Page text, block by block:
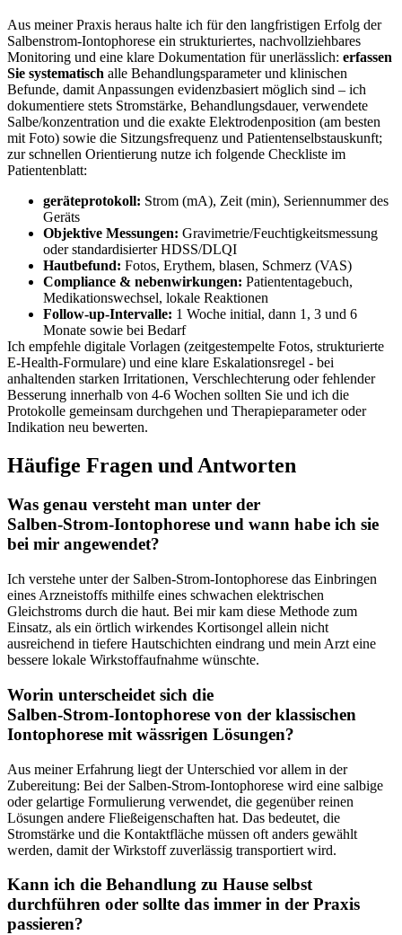
Aus meiner Praxis heraus halte ich für den⁣ langfristigen Erfolg ‌der
Salbenstrom‑Iontophorese ein strukturiertes, nachvollziehbares
Monitoring und eine klare Dokumentation für unerlässlich: erfassen
Sie systematisch alle Behandlungsparameter und klinischen
⁤Befunde, damit Anpassungen evidenzbasiert⁢ möglich sind – ich
dokumentiere stets Stromstärke,⁤ Behandlungsdauer, verwendete
Salbe/konzentration und die ⁣exakte ⁣Elektrodenposition (am besten
⁣mit‌ Foto) sowie die⁣ Sitzungsfrequenz und Patientenselbstauskunft;
zur schnellen ‌Orientierung nutze ich ​folgende Checkliste im⁤
Patientenblatt:
geräteprotokoll: Strom ​(mA),​ Zeit (min),⁤ Seriennummer des
Geräts
Objektive⁣ Messungen: Gravimetrie/Feuchtigkeitsmessung
oder standardisierter HDSS/DLQI
Hautbefund: Fotos, Erythem, blasen, Schmerz‌ (VAS)
Compliance‌ & nebenwirkungen: ‌Patiententagebuch,
Medikationswechsel, lokale ⁢Reaktionen
Follow‑up‑Intervalle: 1 ‌Woche‍ initial,‌ dann 1, 3 und 6
⁤Monate sowie bei Bedarf
Ich empfehle digitale Vorlagen‍ (zeitgestempelte Fotos,⁢ strukturierte
E‑Health‑Formulare)‌ und eine klare Eskalationsregel -‍ bei⁣
anhaltenden starken Irritationen, ⁢Verschlechterung⁤ oder fehlender
Besserung innerhalb ⁢von 4-6 Wochen sollten Sie und ⁤ich die
Protokolle gemeinsam ‌durchgehen⁤ und Therapieparameter oder
Indikation neu bewerten.
Häufige Fragen ⁢und Antworten
Was genau versteht man ‌unter der‌
Salben‑Strom‑Iontophorese ⁢und wann habe ich sie
bei mir angewendet?
Ich⁤ verstehe‌ unter der Salben‑Strom‑Iontophorese das Einbringen
eines⁢ Arzneistoffs mithilfe ⁣eines schwachen elektrischen ​
Gleichstroms durch die ⁣haut. Bei ‍mir kam diese Methode zum
Einsatz, als ein örtlich wirkendes ⁢Kortisongel allein nicht
⁢ausreichend⁣ in tiefere Hautschichten eindrang und mein Arzt eine
bessere⁣ lokale Wirkstoffaufnahme wünschte.
Worin unterscheidet ‌sich die
Salben‑Strom‑Iontophorese ⁤von der klassischen
Iontophorese mit wässrigen Lösungen?
Aus meiner ⁢Erfahrung liegt der ‍Unterschied‍ vor allem‍ in der
Zubereitung: Bei der Salben‑Strom‑Iontophorese wird eine ⁤salbige
oder gelartige Formulierung verwendet, die‍ gegenüber reinen
Lösungen andere⁣ Fließeigenschaften hat. Das bedeutet, die
Stromstärke und die⁣ Kontaktfläche müssen oft‍ anders ‌gewählt
werden, damit ‌der⁣ Wirkstoff zuverlässig transportiert wird.
Kann ich die Behandlung zu Hause selbst
⁣durchführen oder sollte das immer in der Praxis
passieren?